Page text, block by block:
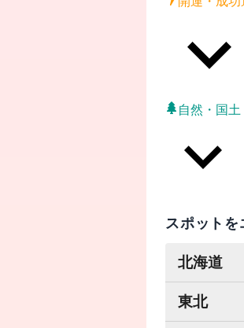
自然・国土
スポット
北海道
東北